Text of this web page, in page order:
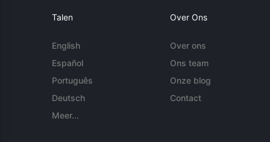
Talen
English
Español
Português
Deutsch
Meer...
Over Ons
Over ons
Ons team
Onze blog
Contact